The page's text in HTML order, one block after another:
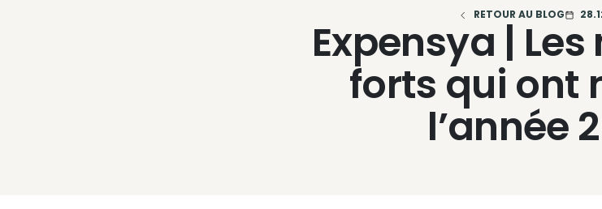
RETOUR AU BLOG
Expensya |
forts qui ont
l’année